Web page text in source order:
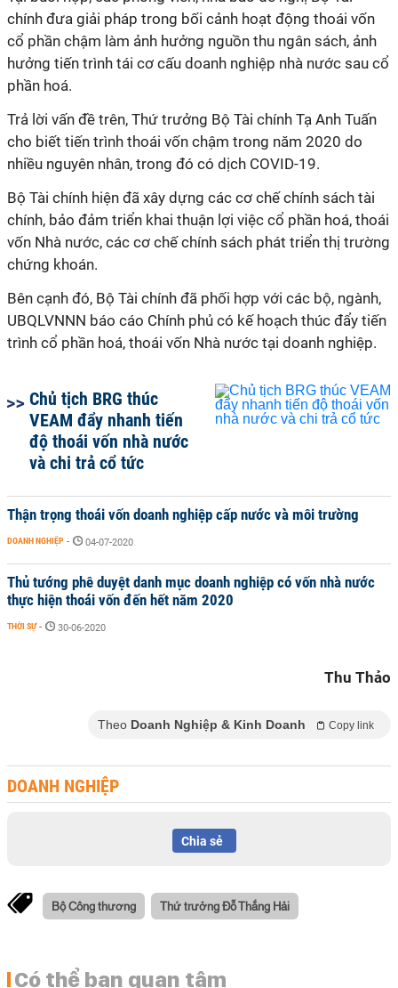
chính đưa giải pháp trong bối cảnh hoạt động thoái vốn
cổ phần chậm làm ảnh hưởng nguồn thu ngân sách, ảnh
hưởng tiến trình tái cơ cấu doanh nghiệp nhà nước sau cổ
phần hoá.
Trả lời vấn đề trên, Thứ trưởng Bộ Tài chính Tạ Anh Tuấn
cho biết tiến trình thoái vốn chậm trong năm 2020 do
nhiều nguyên nhân, trong đó có dịch COVID-19.
Bộ Tài chính hiện đã xây dựng các cơ chế chính sách tài
chính, bảo đảm triển khai thuận lợi việc cổ phần hoá, thoái
vốn Nhà nước, các cơ chế chính sách phát triển thị trường
chứng khoán.
Bên cạnh đó, Bộ Tài chính đã phối hợp với các bộ, ngành,
UBQLVNNN báo cáo Chính phủ có kế hoạch thúc đẩy tiến
trình cổ phần hoá, thoái vốn Nhà nước tại doanh nghiệp.
Chủ tịch BRG thúc
VEAM đẩy nhanh tiến
độ thoái vốn nhà nước
và chi trả cổ tức
Thận trọng thoái vốn doanh nghiệp cấp nước và môi trường
DOANH NGHIỆP - 04-07-2020
Thủ tướng phê duyệt danh mục doanh nghiệp có vốn nhà nước
thực hiện thoái vốn đến hết năm 2020
THỜI SỰ - 30-06-2020
Thu Thảo
Theo Doanh Nghiệp & Kinh Doanh Copy link
DOANH NGHIỆP
Chia sẻ
Bộ Công thương Thứ trưởng Đỗ Thắng Hải
Có thể bạn quan tâm